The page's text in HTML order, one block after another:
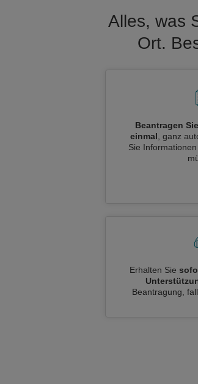
Alles, was
Ort.
Beantragen
einmal , ganz
Sie
Erhalten Sie
Beantragung,